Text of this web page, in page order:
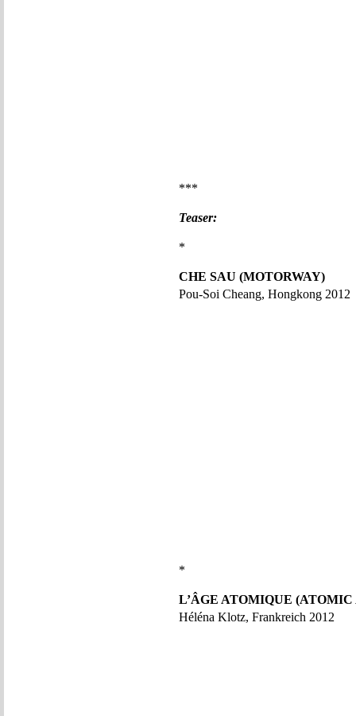
***
Teaser:
*
CHE SAU (MOTORWAY)
Pou-Soi Cheang, Hongkong 2012
*
L’ÂGE ATOMIQUE (ATOMIC
Héléna Klotz, Frankreich 2012